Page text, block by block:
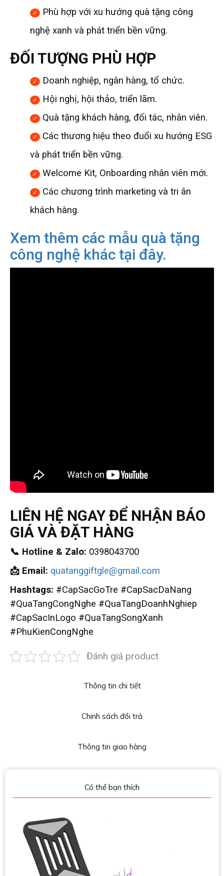
Thông tin chi tiết
Chinh sách đổi trả
Thông tin giao hàng
Phù hợp với xu hướng quà tặng công
nghệ xanh và phát triển bền vững.
ĐỐI TƯỢNG PHÙ HỢP
Doanh nghiệp, ngân hàng, tổ chức.
Hội nghị, hội thảo, triển lãm.
Quà tặng khách hàng, đối tác, nhân viên.
Các thương hiệu theo đuổi xu hướng ESG
và phát triển bền vững.
Welcome Kit, Onboarding nhân viên mới.
Các chương trình marketing và tri ân
khách hàng.
Xem thêm các mẫu quà tặng
công nghệ khác tại đây.
LIÊN HỆ NGAY ĐỂ NHẬN BÁO
GIÁ VÀ ĐẶT HÀNG
📞 Hotline & Zalo: 0398043700
📩 Email: quatanggiftgle@gmail.com
Hashtags: #CapSacGoTre #CapSacDaNang
#QuaTangCongNghe #QuaTangDoanhNghiep
#CapSacInLogo #QuaTangSongXanh
#PhuKienCongNghe
Đánh giá product
Có thể bạn thích